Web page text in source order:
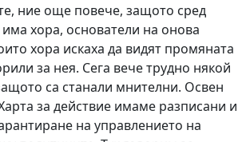
ние още повече, защото сред
хора, основатели на онова
хора искаха да видят промяната
за нея. Сега вече трудно някой
са станали мнителни. Освен
за действие имаме разписани и
на управлението на